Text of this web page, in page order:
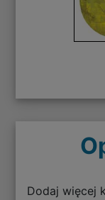
Dodaj więcej